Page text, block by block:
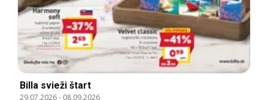
Billa svieži štart
29.07.2026- 08.09.2026